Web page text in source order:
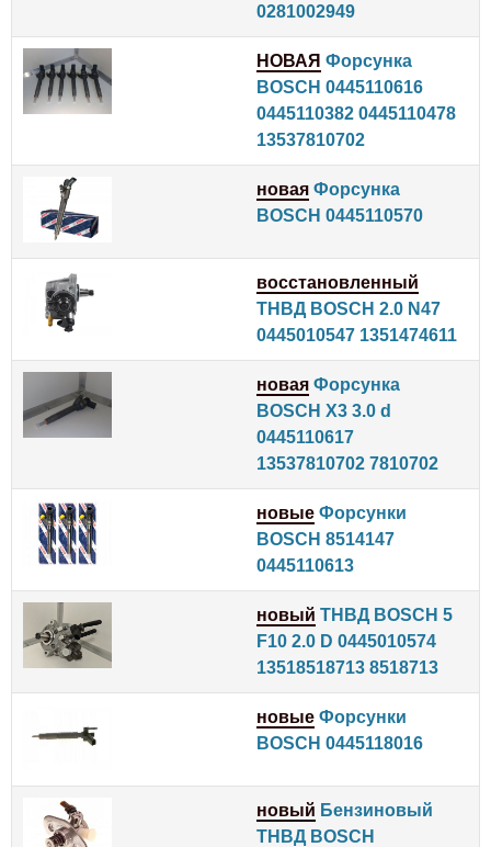
0281002949
НОВАЯ Форсунка
BOSCH 0445110616
0445110382 0445110478
13537810702
новая Форсунка
BOSCH 0445110570
восстановленный
ТНВД BOSCH 2.0 N47
0445010547 1351474611
новая Форсунка
BOSCH X3 3.0 d
0445110617
13537810702 7810702
новые Форсунки
BOSCH 8514147
0445110613
новый ТНВД BOSCH 5
F10 2.0 D 0445010574
13518518713 8518713
новые Форсунки
BOSCH 0445118016
новый Бензиновый
ТНВД BOSCH